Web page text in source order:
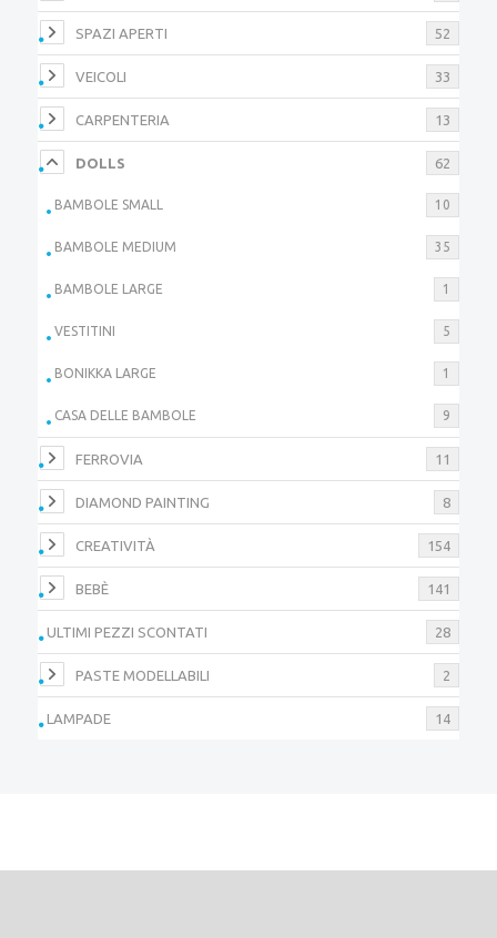
SPAZI APERTI 52
VEICOLI 33
CARPENTERIA 13
DOLLS 62
BAMBOLE SMALL 10
BAMBOLE MEDIUM 35
BAMBOLE LARGE 1
VESTITINI 5
BONIKKA LARGE 1
CASA DELLE BAMBOLE 9
FERROVIA 11
DIAMOND PAINTING 8
CREATIVITÀ 154
BEBÈ 141
ULTIMI PEZZI SCONTATI 28
PASTE MODELLABILI 2
LAMPADE 14